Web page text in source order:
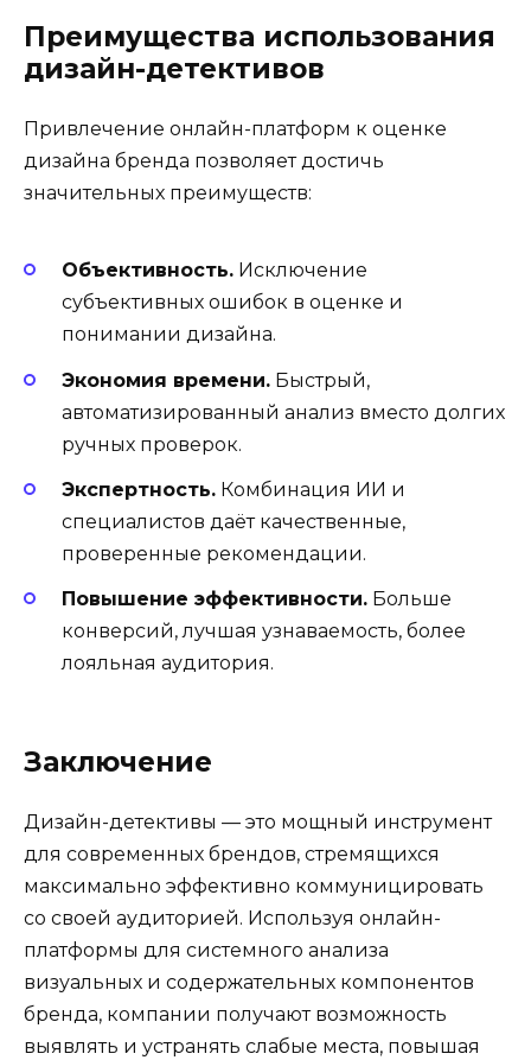
Преимущества использования
дизайн-детективов
Привлечение онлайн-платформ к оценке
дизайна бренда позволяет достичь
значительных преимуществ:
Объективность. Исключение
субъективных ошибок в оценке и
понимании дизайна.
Экономия времени. Быстрый,
автоматизированный анализ вместо долгих
ручных проверок.
Экспертность. Комбинация ИИ и
специалистов даёт качественные,
проверенные рекомендации.
Повышение эффективности. Больше
конверсий, лучшая узнаваемость, более
лояльная аудитория.
Заключение
Дизайн-детективы — это мощный инструмент
для современных брендов, стремящихся
максимально эффективно коммуницировать
со своей аудиторией. Используя онлайн-
платформы для системного анализа
визуальных и содержательных компонентов
бренда, компании получают возможность
выявлять и устранять слабые места, повышая